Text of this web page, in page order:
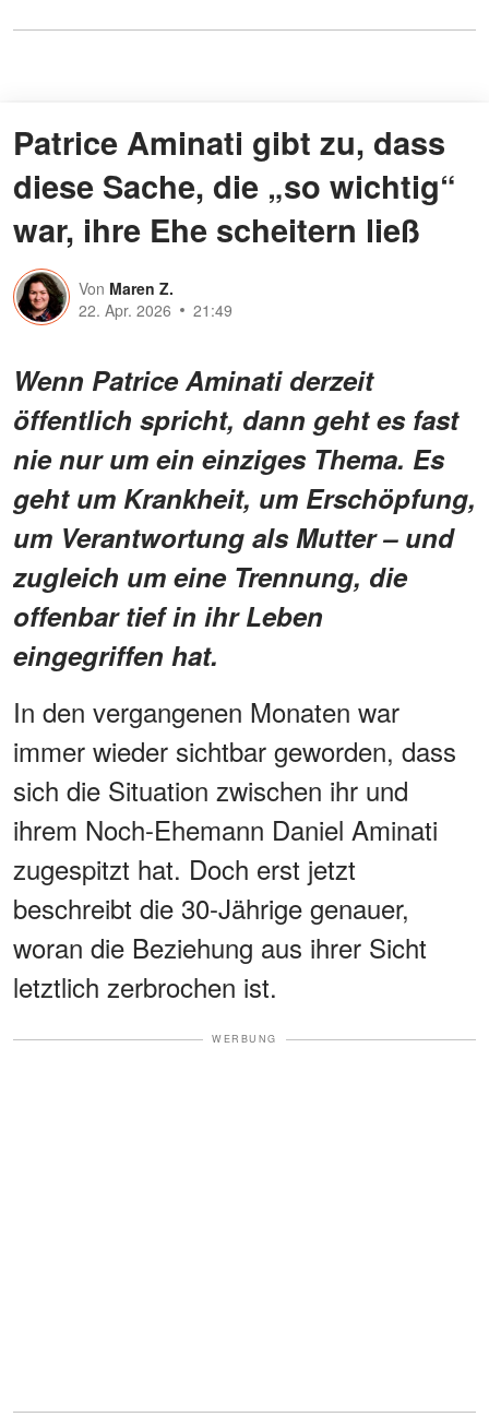
Patrice Aminati gibt zu, dass
diese Sache, die „so wichtig“
war, ihre Ehe scheitern ließ
Von Maren Z.
22. Apr. 2026
21:49
Wenn Patrice Aminati derzeit
öffentlich spricht, dann geht es fast
nie nur um ein einziges Thema. Es
geht um Krankheit, um Erschöpfung,
um Verantwortung als Mutter – und
zugleich um eine Trennung, die
offenbar tief in ihr Leben
eingegriffen hat.
In den vergangenen Monaten war
immer wieder sichtbar geworden, dass
sich die Situation zwischen ihr und
ihrem Noch-Ehemann Daniel Aminati
zugespitzt hat. Doch erst jetzt
beschreibt die 30-Jährige genauer,
woran die Beziehung aus ihrer Sicht
letztlich zerbrochen ist.
WERBUNG